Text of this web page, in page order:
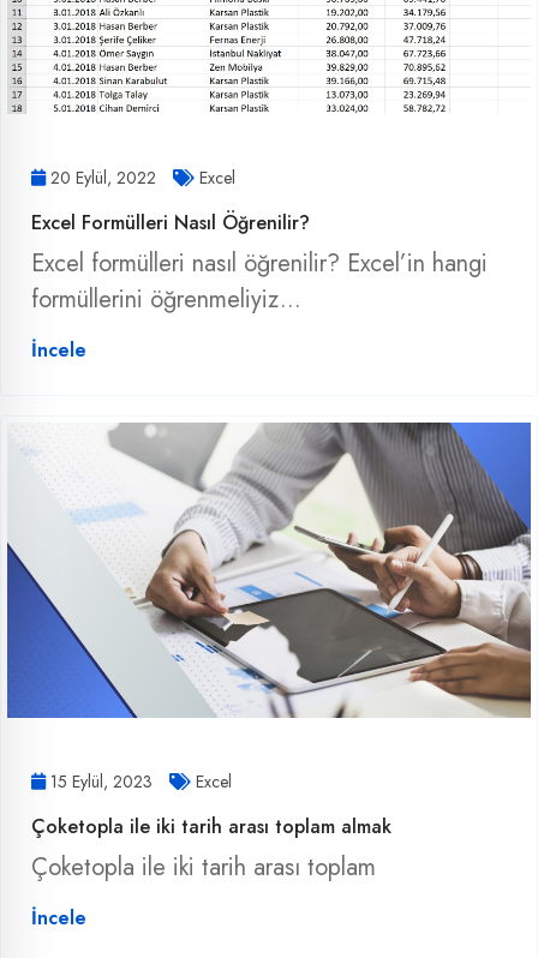
20 Eylül, 2022 Excel
Excel Formülleri Nasıl Öğrenilir?
Excel formülleri nasıl öğrenilir? Excel’in hangi
formüllerini öğrenmeliyiz...
İncele
15 Eylül, 2023 Excel
Çoketopla ile iki tarih arası toplam almak
Çoketopla ile iki tarih arası toplam
İncele